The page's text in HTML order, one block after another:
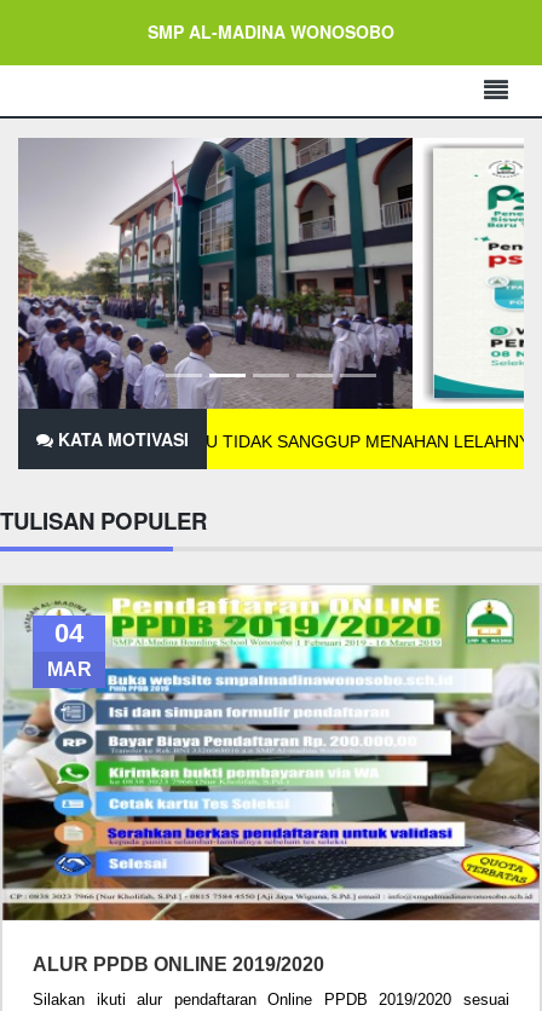
SMP AL-MADINA WONOSOBO
KATA MOTIVASI
JIKA KAMU TIDAK SANGGUP MENAHAN LELAHNYA BELAJAR
TULISAN POPULER
04
MAR
ALUR PPDB ONLINE 2019/2020
Silakan ikuti alur pendaftaran Online PPDB 2019/2020 sesuai